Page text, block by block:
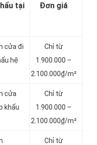
tại
Đơn giá
cửa đi
hệ
Chỉ từ
1.900.000 –
2.100.000₫/m²
cửa
khẩu
Chỉ từ
1.900.000 –
2.100.000₫/m²
Chỉ từ